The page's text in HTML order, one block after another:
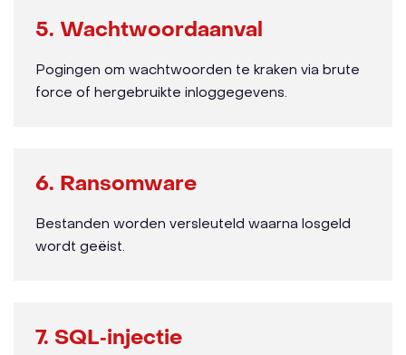
5. Wachtwoordaanval
Pogingen om wachtwoorden te kraken via brute
force of hergebruikte inloggegevens.
6. Ransomware
Bestanden worden versleuteld waarna losgeld
wordt geëist.
7. SQL‑injectie